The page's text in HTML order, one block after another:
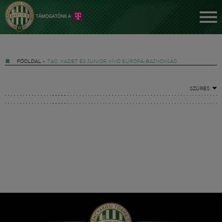
FŐOLDAL » TAG: KADET ÉS JUNIOR VÍVÓ EURÓPA-BAJNOKSÁG
SZŰRÉS
Hírek